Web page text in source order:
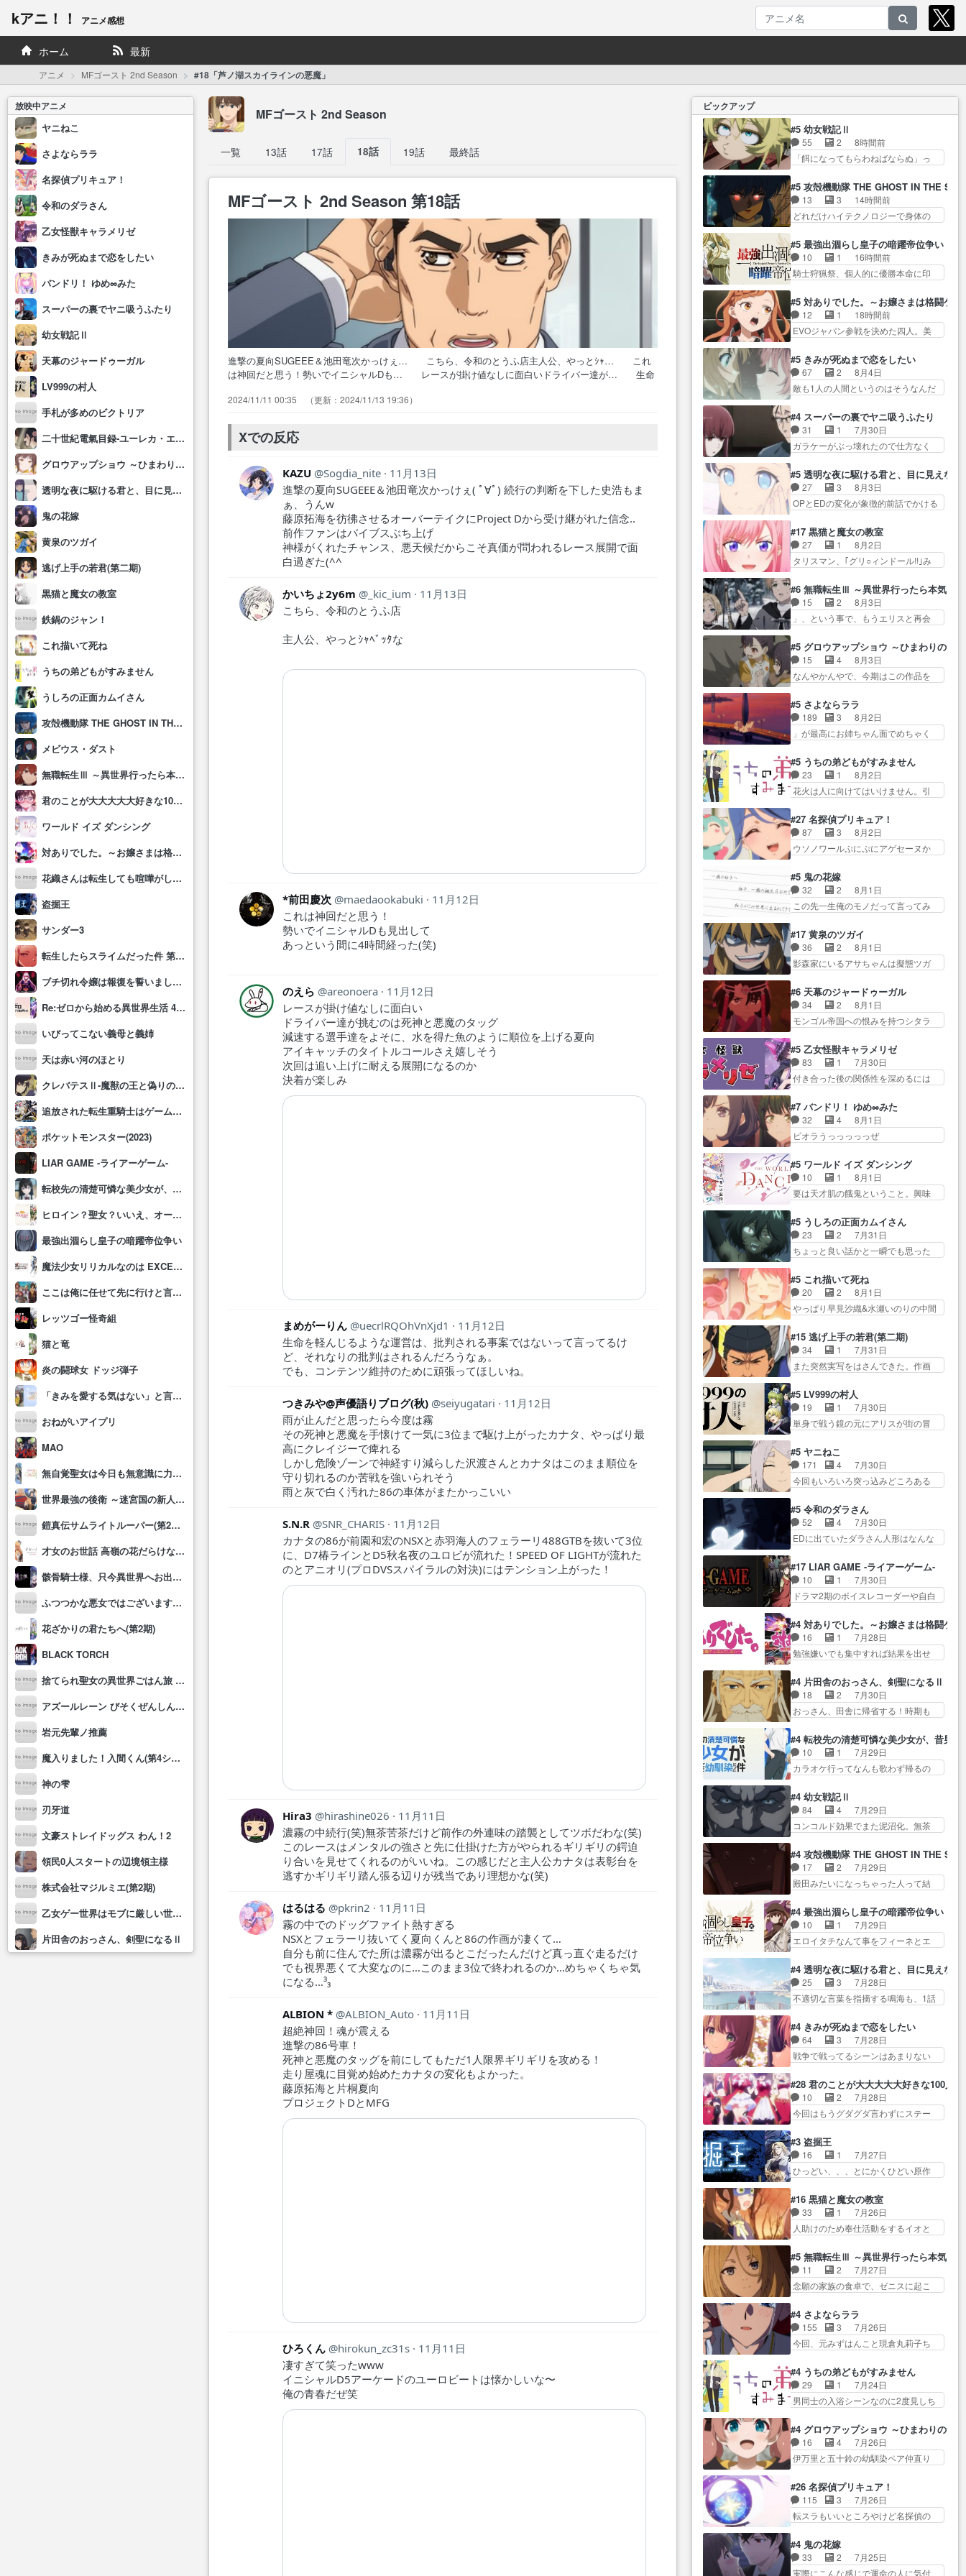
kアニ！！ アニメ感想
ホーム 最新
アニメ MFゴースト 2nd Season #18「芦ノ湖スカイラインの悪魔」
放映中アニメ
ヤニねこ
さよならララ
名探偵プリキュア！
令和のダラさん
乙女怪獣キャラメリゼ
きみが死ぬまで恋をしたい
バンドリ！ ゆめ∞みた
スーパーの裏でヤニ吸うふたり
幼女戦記Ⅱ
天幕のジャードゥーガル
LV999の村人
手札が多めのビクトリア
二十世紀電氣目録-ユーレカ・エヴリカ-
グロウアップショウ ～ひまわりのサーカス団～
透明な夜に駆ける君と、目に見えない恋をした。
鬼の花嫁
黄泉のツガイ
逃げ上手の若君(第二期)
黒猫と魔女の教室
鉄鍋のジャン！
これ描いて死ね
うちの弟どもがすみません
うしろの正面カムイさん
攻殻機動隊 THE GHOST IN THE SHELL
メビウス・ダスト
無職転生Ⅲ ～異世界行ったら本気だす～
君のことが大大大大大好きな100人の彼女(第3期)
ワールド イズ ダンシング
対ありでした。～お嬢さまは格闘ゲームなんてしない～
花織さんは転生しても喧嘩がしたい
盗掘王
サンダー3
転生したらスライムだった件 第4期
ブチ切れ令嬢は報復を誓いました。 ～魔導書の力で祖国を叩き潰します～
Re:ゼロから始める異世界生活 4th season
いびってこない義母と義姉
天は赤い河のほとり
クレバテスⅡ-魔獣の王と偽りの勇者伝承-
追放された転生重騎士はゲーム知識で無双する
ポケットモンスター(2023)
LIAR GAME -ライアーゲーム-
転校先の清楚可憐な美少女が、昔男子と思って一緒に遊んだ幼馴染だった件
ヒロイン？聖女？いいえ、オールワークスメイドです(誇)！
最強出涸らし皇子の暗躍帝位争い
魔法少女リリカルなのは EXCEEDS Gun Blaze Vengeance
ここは俺に任せて先に行けと言ってから10年がたったら伝説になっていた。
レッツゴー怪奇組
猫と竜
炎の闘球女 ドッジ弾子
「きみを愛する気はない」と言った次期公爵様がなぜか溺愛してきます
おねがいアイプリ
MAO
無自覚聖女は今日も無意識に力を垂れ流す
世界最強の後衛 ～迷宮国の新人探索者～
鎧真伝サムライトルーパー(第2クール)
才女のお世話 高嶺の花だらけな名門校で、学院一のお嬢様(生活能力皆無)を陰ながらお世話することになりました
骸骨騎士様、只今異世界へお出掛け中Ⅱ
ふつつかな悪女ではございますが～雛宮蝶鼠とりかえ伝～
花ざかりの君たちへ(第2期)
BLACK TORCH
捨てられ聖女の異世界ごはん旅 隠れスキルでキャンピングカーを召喚しました
アズールレーン びそくぜんしんっ！にっ!!
岩元先輩ノ推薦
魔入りました！入間くん(第4シリーズ)
神の雫
刃牙道
文豪ストレイドッグス わん！2
領民0人スタートの辺境領主様
株式会社マジルミエ(第2期)
乙女ゲー世界はモブに厳しい世界です2
片田舎のおっさん、剣聖になるⅡ
MFゴースト 2nd Season
一覧 13話 17話 18話 19話 最終話
MFゴースト 2nd Season 第18話
進撃の夏向SUGEEE＆池田竜次かっけぇ… こちら、令和のとうふ店主人公、やっとｼｬ… これ
は神回だと思う！勢いでイニシャルDも… レースが掛け値なしに面白いドライバー達が… 生命
ナタの86が前園和宏のNSXと赤羽海人… 濃霧の中続行(笑)無茶苦茶だけど前作の外… 霧の中で
2024/11/11 00:35 2024/11/13 19:36
Xでの反応
KAZU Sogdia_nite
11月13日
進撃の夏向SUGEEE＆池田竜次かっけぇ( ﾟ∀ﾟ) 続行の判断を下した史浩もま
ぁ、うんw
藤原拓海を彷彿させるオーバーテイクにProject Dから受け継がれた信念‥
前作ファンはバイブスぶち上げ
神様がくれたチャンス、悪天候だからこそ真価が問われるレース展開で面
白過ぎた(^^
かいちょ2y6m _kic_ium
11月13日
こちら、令和のとうふ店
主人公、やっとｼｬﾍﾞｯﾀな
*前田慶次 maedaookabuki
11月12日
これは神回だと思う！
勢いでイニシャルDも見出して
あっという間に4時間経った(笑)
のえら areonoera
11月12日
レースが掛け値なしに面白い
ドライバー達が挑むのは死神と悪魔のタッグ
減速する選手達をよそに、水を得た魚のように順位を上げる夏向
アイキャッチのタイトルコールさえ嬉しそう
次回は追い上げに耐える展開になるのか
決着が楽しみ
まめがーりん uecrlRQOhVnXjd1
11月12日
生命を軽んじるような運営は、批判される事案ではないって言ってるけ
ど、それなりの批判はされるんだろうなぁ。
でも、コンテンツ維持のために頑張ってほしいね。
つきみや@声優語りブログ(秋) seiyugatari
11月12日
雨が止んだと思ったら今度は霧
その死神と悪魔を手懐けて一気に3位まで駆け上がったカナタ、やっぱり最
高にクレイジーで痺れる
しかし危険ゾーンで神経すり減らした沢渡さんとカナタはこのまま順位を
守り切れるのか苦戦を強いられそう
雨と灰で白く汚れた86の車体がまたかっこいい
S.N.R SNR_CHARIS
11月12日
カナタの86が前園和宏のNSXと赤羽海人のフェラーリ488GTBを抜いて3位
に、D7椿ラインとD5秋名夜のユロビが流れた！SPEED OF LIGHTが流れた
のとアニオリ(プロDVSスパイラルの対決)にはテンション上がった！
Hira3 hirashine026
11月11日
濃霧の中続行(笑)無茶苦茶だけど前作の外連味の踏襲としてツボだわな(笑)
このレースはメンタルの強さと先に仕掛けた方がやられるギリギリの鍔迫
り合いを見せてくれるのがいいね。この感じだと主人公カナタは表彰台を
逃すかギリギリ踏ん張る辺りが残当であり理想かな(笑)
はるはる pkrin2
11月11日
霧の中でのドッグファイト熱すぎる
NSXとフェラーリ抜いてく夏向くんと86の作画が凄くて…
自分も前に住んでた所は濃霧が出るとこだったんだけど真っ直ぐ走るだけ
でも視界悪くて大変なのに…このまま3位で終われるのか…めちゃくちゃ気
になる…³₃
ALBION * ALBION_Auto
11月11日
超絶神回！魂が震える
進撃の86号車！
死神と悪魔のタッグを前にしてもただ1人限界ギリギリを攻める！
走り屋魂に目覚め始めたカナタの変化もよかった。
藤原拓海と片桐夏向
プロジェクトDとMFG
ひろくん hirokun_zc31s
11月11日
凄すぎて笑ったwww
イニシャルD5アーケードのユーロビートは懐かしいな〜
俺の青春だぜ笑
ピックアップ
#5 幼女戦記Ⅱ
55 2
8時間前
「餌になってもらわねばならぬ」っ
よって参謀本部の連携が… 緊張
感ある戦闘描写とギャグ今週の『有
能な… 知識が必要なセリフや描
写が大好き『アンド… ターニャ
希… 負ける戦争が無理ゲー化し
ていくのが面白い… ゼートゥー
ワが左遷、しかもスパイによっ
ターニャにとって… ターニャの
リアクションというかころころ
表… もうどうしようも無いのわ
かってるのに見続…
#5 攻殻機動隊 THE GHOST IN THE
13 3
14時間前
どれだけハイテクノロジーで身体の
なるかと思った回想シー… フチ
コマだいぶ理性持ち始めた。この世
界の… 原作読んだのもう何年も
前なのに、覚えてる… コイルの
導… やまとん1号はどこの部分で
使うのだろう？… 日本とロシア
が絡む政治の話かつ色々な用
しまし… 前回同様『イノセン
ス』を含む押井・神山版… 第５
話「EPISODEラストの母親の気持…
#5 最強出涸らし皇子の暗躍帝位争い
10 1
16時間前
騎士狩猟祭、個人的に優勝本命に印
のが面倒な時は古代魔法… エル
ナがチートすぎる笑アルは最初から
自分… プラネット・ウィズ展開
アツいな「騎士狩猟… 麦茶どこ
ぐ… 第５話をABEMAで視聴しま
した。視聴に… 復讐に燃える吸
血鬼兄弟の弟ですいいキャラ…
皇帝… ウサギ好きそうな王女殿
下がかわいい。幼馴… ついに始
まった狩猟祭。エルナの活躍で上
位…
#5 対ありでした。～お嬢さまは格闘ゲ
12 1
18時間前
EVOジャパン参戦を決めた四人。美
いと思ってた(無くて… 見た目は
気品溢れてるのに中身は…美緒マ
マ… テーマ：格ゲー大会に行く
には？感想は、美… 大会を前に
本… 東京で開催される格ゲー大
会に参加すること… Japanに向け
て外泊届にサインをもらっ… 長
よ… 旅の支度全部やってくれる
先輩、なんだかん… 第５話をｄ
アニメストアで視聴しました。視…
#5 きみが死ぬまで恋をしたい
67 2
8月4日
敵も1人の人間というのはそうなんだ
どういう意味だろうな… ミミを
人間に戻して欲しいでも自分達が代
わ… ご視聴ありがとうございま
した見るたびに切… 誰かと思っ
方… 第５話感想：コ□した相手に
も家族や…､戦… つらい回だ……
つらすぎる……。エスタ先輩…
の関係… 確かに相手にも家族や
大切な人はいるけど、… 白シャ
ツが作業着みたいなもんなんですか
ね…
#4 スーパーの裏でヤニ吸うふたり
31 1
7月30日
ガラケーがぶっ壊れたので仕方なく
年くらいに思ってたけど… やは
り出オチ感が否めず、エピソードの
打率… 田山さんが佐々木さんに
沼っていく…こんな… 佐々木さ
じ… 佐々木がガラケーからスマ
ホに変えるって、… もうドラマ
版孤独のグルメファンコンテン
佐々木さんの優しさ… 先行で見
た時より2人のやり取りに癒しを
感… ABEMA版の7〜8話佐々木が
実年齢以上…
#5 透明な夜に駆ける君と、目に見えない
27 3
8月3日
OPとEDの変化が象徴的前話でかける
った世界。どんな女… そうか、
こんな風に見えてるのかぁ。かけ
る… 完全な両片思いになりまし
たねぇ…OPとE… 余計な物は描
ん… 光も感じない完全な盲目な
んやね…おめかし… 母役に能登
さんって禁じ手使ってきたー！
て良かった本当… 股に海豚を挟
み水上バスでの会話を反芻…
恋… OPEDとも無人バージョンか
ら主人公２人…
#17 黒猫と魔女の教室
27 1
8月2日
タリスマン、｢グリ○ィンドール!!｣み
で力を合わせて倒… アリアはホ
ントスピカが大好きだよね。ツ
ン… 一等級ポテンシャルのアリ
アちゃん可愛くて… そういや、
… とうとうアリアと直接競う場
がきたこれまで… 毎度ながらの
スピカの顔面芸推しのハナち
味ダダ漏れで好き… 期末試験が
始まろうとしておりスピカは対
策… 能力鑑定胸像タリスマン氏
容姿も評価してし…
#6 無職転生Ⅲ ～異世界行ったら本気だ
15 2
8月3日
」、という事で、もうエリスと再会
てルーデウスの成長が確… 人間
関係の清算が粛々と進められている
サラ… サラとの関係に対して完
全に「昔の女」とし… ルーシー
微… サラとは会ってほしいちゃ
んとした別れ方し… サラは未練0
だと言っていたけど人の気持
モヤする別れ方だ… 役で出演さ
せていただきました！よろしく
お… 毎クールメインヒロインを
好きになっちゃう…
#5 グロウアップショウ ～ひまわりのサ
15 4
8月3日
なんやかんやで、今期はこの作品を
減らない(^_^;サ… 葵ちゃん可愛
すぎるな楠木ともりちゃんの
ね… デフォルメされた表情が特
に多かったのが印… 葵＆茜の回
ひ… 互いが互いのことを想って
いるのにすれ違っ… 第５話をｄ
アニメストアで視聴しました。
練習したい〟と言… 本当この作
品は「キャラ」を活かすのがう
ま… みずかちゃんの介入で双子
の仲にヒビが………
#5 さよならララ
189 3
8月2日
」が最高にお姉ちゃん面でめちゃく
ラスの弁償は求められた… 逡巡
を振り切ってみんなに謝ったララの
思い… 仕事に馴染めない辺り観
ていて苦しいところ… ララちゃ
い… ララと茉里とで初のアルバ
イト。七転八倒し… 労働するプ
リンセスえらい。プリンセスの
べて、帰りにカメ… ララが働く
事でのてんやわんや。働いて大
変… 地道に働き人と関わる日々
の中に愛を見いだ…
#5 うちの弟どもがすみません
23 1
8月2日
花火は人に向けてはいけません。引
たことなかったっけ！1… ってお
名前を見たんだけどあの中村大樹さ
ん… 糸ちゃんカッケー、色んな
意味でwゲームが… 姉から性的興
わ… テーマ：引きこもりの理由
感想は、久しぶり… 元ゲーマー
なので、はちゃめちゃ楽しく作
おかしいね(*´… 糸と源ははよ好
きおうとると言わんかい！引…
ショウくんと対等に話すためにゲー
ムをする…
#27 名探偵プリキュア！
87 3
8月2日
ウソノワールぷにぷにアゲセーヌか
争奪戦をやったと。… 記憶を取
り戻し正式に探偵事務所で働き始
め… ポワロ、元ネタを解説して
原作に誘導するの… くれあさん
ょ… ・急にクイズ番組が始まっ
たw・妖精ウソノ… るるかの助手
だった？今回が初めての探偵
レアさん探偵すぎ… 突然のポア
ロクイズは草なんよ。んで、あ
ん… 今回からついにくれあが探
偵事務所の仲間に…
#5 鬼の花嫁
32 2
8月1日
この先一生俺のモノだって言ってみ
ゼント………とは思っ… 玲夜さ
ん柚子に18年分の誕生日プレゼン
ト… 柚子は鬼龍院家から初めて
学校に通う事にな… プレゼント
レ… 玲夜さまサプライズの、こ
れまでの柚子ちゃ… 玲夜から柚
子へ17年分の誕生日&を未来に…
な… 梅原の人が18歳になるまで
の誕生プレゼン… なよなよした
男（cv石田彰）梅ちゃんがた…
#17 黄泉のツガイ
36 2
8月1日
影森家にいるアサちゃんは擬態ツガ
や気持ちを汲んで熱くな… 屋敷
にアサはいなかった逆にガブちゃん
はい… 影森の当主が際限なくツ
ガイを増やせるのに… 今回はも
怒… ユルと戦った時から伏線が
張られていたのが… しかしアサ
は、兄様に会いたいbotだと思…
アキオの… 色々とひっかけがあ
って、最終的に嫌な終わ… ゴン
ゾウが従える大量のツガイに何事か
と思…
#6 天幕のジャードゥーガル
34 2
8月1日
モンゴル帝国への恨みを持つシタラ
るのだけどいつの間にか… オゴ
タイの妃になってもその心は晴れ
ず、モ… ドレゲネの過去、宝石
だった彼女が人になり… ドレゲ
タ… 年上旦那が良い人でも、女
は宝石でただ笑っ… ダイルの儀
式の神々しさたるや。一気に空
情の言葉しか…シ… 奥様に悲し
い過去…萌え袖が可愛いね、と
思… ドレゲネとシタラ、2人だけ
の同盟が結成さ…
#5 乙女怪獣キャラメリゼ
83 1
7月30日
付き合った後の関係性を深めるには
コングなのいい味付けだ… ずっ
とメスってて何この可愛い生物。ク
ラス… 付き合い始めたら始めた
でまた違った悩みが… と一歩ず
の… ツインテールが可愛いお茶
目な妹ちゃんです… しかも過去
も重いんかいかつては自分に自
からかしらお顔が… 黒絵「怪獣
に憧れるのはいいけど自分自身
が… 素の自分はどちらなのかは
まだ不明だが見せ…
#7 バンドリ！ ゆめ∞みた
32 4
8月1日
ビオラうっっっっっぜ
ちゃん、僕っ子になってから取り戻
し… ビオラが悪魔すぎて気分が
悪くなってきたこ… 声優まとめ
ました(７話まで)仲町あられ/… ビ
wwwこ… 自信あれば評価なんて
気にしないし、充実し… ・バー
チャルだけど、みゅーたいぷ初ライ
たら歌唱シーン… の、らいぶシ
ーン＿!!­­--­­--­… それだけでええや
ん！！しかし、ビオラが仕…
#5 ワールド イズ ダンシング
10 1
8月1日
要は天才肌の餓鬼ということ。興味
かった？鬼夜叉が田楽の… 猿楽
の鬼夜叉と田楽の増次郎。小さない
ざこ… 着眼点は良くとも、先鋭
的すぎるのか。芸能… 鬼夜叉は
条… 観世座を離れ、三条坊門御
所で日々を送る鬼… 「お前(鬼夜
叉)が凄いのではなく客が凄い…
猫の動き… 登場人物の我が強
い。新しい獅子舞に拘って… 第
５話をprimevideoで視聴しまし…
#5 うしろの正面カムイさん
23 2
7月31日
ちょっと良い話かと一瞬でも思った
めてなかった？白雪碧さ… 今日
も1日お疲れ様でした～───昨晩～
今… 幼女に拾われたお市ちゃん
の恩返し。化け猫… 役にて出演
ン… トイ・ストーリーみたいな
始まり。流石に除… 猫相手にな
んでそんなに…と思ったらそう
化け猫は油が好物… 今回はあか
やし1体のみで15分。金持ちの…
今更だけど霊が性行為で祓えること
は何とな…
#5 これ描いて死ね
20 2
8月1日
やっぱり早見沙織&水瀬いのりの中間
とになってたんだっけ… 登場人
物が増えてわいわいしたところが好
き… 初コミティアで２０冊刷り
は妥当だよね。俺… 藤森さんの
が⋯… 〜漫画に「想い」をこめ
よう｣娘に漫画であ… 何回この作
品に泣かされるのだろう。光が
っていいなあ。同… コミティア
参加のしおりを徹夜で作る先生
(… お母さん、娘にあんな漫画描
かれたら泣いち…
#15 逃げ上手の若君(第二期)
34 1
7月31日
また突然実写をはさんできた。作画
る事と分かると水を得た… 30歳
まで童貞だと魔法使いになれるとい
う… こっちの諏訪の三大将もま
たクセが強いw色… 頼重が完全に
が… 弧次郎「欲を我慢して強く
なれるなら大飯食… 変化球な演
出も交えながらの状況説明が本
した！最終的に… この高らかな
DT宣言、合田一人に通じるも…
この作品は近年稀に見るおっさんキ
ャラの充…
#5 LV999の村人
19 1
7月30日
単身で戦う鏡の元にアリスが街の冒
に飲み込まれた転生者と… みん
なががんばってくれたアリスの父ち
ゃん… 成長限界が999である村人
と定めた上位存… 大規模バトル
り… やっぱり勇者より強かった
か笑統率力LV9… 普通の人間の親
子やーん総務課長と娘の女子…
の… そのために役割を超越する
者の出現させるた… アリスのお
陰で他の勇者達も共闘してくれ魔…
#5 ヤニねこ
171 4
7月30日
今回もいろいろ突っ込みどころある
の話が尋常じゃない雰囲… 妹子
ちゃんの恋愛話をしたり、タバコを
生産… ここうっすら思ったこと
ズバリ言ってくれて… おかし
配… ヤクねこのクワガタ取りの
話見て切なくなっ… 普段は選別
された4～600レスを2,30… 隠し
正… なんか今日はかなり一瞬で
終わっちまったっ… 先週と比べ
てまだまともに見えた。4話は過…
#5 令和のダラさん
52 4
7月30日
EDに出ていたダラさん人形はなんな
生まれた日』をダラさ… 陰惨な
過去がきっちり現代に継承されてい
る… ダラさんと姉弟の母との出
会いの話やはりダ… ダラさんの
人… 第５話感想：２人の過剰な
貢ぎ物?の礼とし… 第５話感想：
姉のお誕生会にダラさんを招
替わってるのね… こんなデカイ
のどうやって運ぶんだよ！？
姉… ダラさん、人型形態にもな
れるんか!?w髪…
#17 LIAR GAME -ライアーゲーム-
10 1
7月30日
ドラマ2期のボイスレコーダーや自白
をつくのが抜群に上手… 昼の国
の奴らも馬鹿が多いが、夜の国も同
じ… ご視聴ありがとうございま
した来週もよろし… 握った◯治
レ… ヨコヤの頭の回転の速さと
人間の心理を利用… 夜の国のヨ
コヤ支配がますますひどく……。
裁支配を強化、… やはりヨコヤ
いいですね。昼の国が勝てる
流… 役で出演いたしました。次
回も緊張が止まり…
#4 対ありでした。～お嬢さまは格闘ゲ
16 1
7月28日
勉強嫌いでも集中すれば結果を出せ
しむ４人。だが、期末試… どん
なゲームも相手が強すぎるとやる気
無く… テーマ：テスト勉強と大
会感想は、美緒がテ… すげーー
優… 深夜の格ゲー対戦よりテス
トの方がよっぽど… 真剣に授業
を受けて、夜は珠樹の部屋で格
勉強会！美緒ちゃ… 受験勉強と
戦闘の2択なら戦闘を選ぶ娘w
美… 勉強嫌いでバトルを選ぶっ
て、ひぐらしの沙…
#4 片田舎のおっさん、剣聖になるⅡ
18 2
7月30日
おっさん、田舎に帰省する！時期も
副団長、年長者が強い順… 底知
れない爺さんには夢が詰まってると
思う… クルニ、ヘンブリッツ、
ミュイと一緒におっ… 帰省、お
確… 父親から手紙が来た。サー
ベルボアの退治の… ここでヘン
ブリッツくんが同行するのが変
に・ベリルはミュ… おっさんの
親となるとお爺ちゃんだよね孫
扱… ・ベリル、実家に帰ること
に・ベリルはミュ…
#4 転校先の清楚可憐な美少女が、昔男
10 1
7月29日
カラオケ行ってなんも歌わず帰るの
めっちゃ可愛いぞ！！！… どう
やらあの女優さんが春希のお母さん
のよ… 春希ちゃん姫ちゃんに野
菜の子も凄え可愛い… 隼人くん
全… 第４話をU-NEXTで視聴しま
した。視聴… スマホを買うた
め、都心で待ち合わせをした…
だかん… いきなりシリアス展開
ぶち込んでくるじゃん… 春希の
家庭事情は複雑。食事とか隼人が親
身…
#4 幼女戦記Ⅱ
84 4
7月29日
コンコルド効果でまた泥沼化。無茶
自らが行う煙草と葉巻は… ブロ
グを更新しました!!宜しければ、是
非… 計画通りにはいかないね笑
やり遂げた(ほぼ… 今回もターニ
し… 白髪の男性が語った家族を
失った喪無感が、… 連邦に対し
て有利な講話条件を引き出すた
ターニャの勝利軍… 犠牲を払っ
ても良いならお前たちが前線へ
行… 戦闘がアッサリし過ぎじゃ
ない？戦争がメイ…
#4 攻殻機動隊 THE GHOST IN THE
17 2
7月29日
殿田みたいになっちゃった人って結
と思ってたら、トグサが… あの
見た目もうただのロボでしかないん
だよ… 俺らの汗拭きそりゃいや
だろwwバトー＆ト… イノセンス
イ… アダム・リンクやジェイム
スン(教授)型サ… アンドロイドも
おっさんの汗を拭くのは嫌や…
ったエピ… コミカルなのにも慣
れてきました。１話でし… ロボ
ットの反乱は今となっては良くある
話し…
#4 最強出涸らし皇子の暗躍帝位争い
10 1
7月29日
エロイタチなんて事をフィーネとエ
た事を…フィーネは自分… モン
スターを呼ぶ笛？黒幕は狩猟祭とは
関係… 平凡な少女に見える眼鏡w
眼鏡属性は持ち合… 神アニメ、
の… フィーネがアルノルトに活
躍してもらいたが… 第４話を
ABEMAで視聴しました。視聴
２度目のデート出… マジできな
臭いぞ帝位争い。姉からの刺客
を… ふぃーねと町の様子を見に
行ったら町中で窃…
#4 透明な夜に駆ける君と、目に見えない
25 3
7月28日
不適切な言葉を指摘する鳴海も、1話
り微笑ましいw良い奴… どう接し
ていいのかわからず戸惑うかける
も… 盲目だと相手の表情も分か
らないからどう思… 今期のバッ
… 初デートで冬月を笑わせよう
とする姿も冬月… 特に大きな事
件やイベントが起きるでもな
うとする姿も冬月… 3話までは主
人公がどうでもいいことでず
っ… 花火購入に浅草へ…行き当
たりばったり訪問…
#4 きみが死ぬまで恋をしたい
64 3
7月28日
戦争で戦ってるシーンはあまりない
れなかったようなシーナ… ミミ
の存在で揺らぐ14クラス約束された
死… ミミの秘密をあっさり受け
入れたのは拍子抜… 蘇生魔法っ
手… 蘇生魔法ヤバイけどミミい
なかったら詰んで… アニメオタ
クあるある：作中に花が登場す
した！アリとセイ… ごめん、そ
ういう話がしたい作品じゃない
の… 第４話感想：その口止め効
果あるかな？ミミ…
#28 君のことが大大大大大好きな100人
10 2
7月28日
今回はもうグダグダ言わずにステー
大好きな１００人の彼女… 100カ
ノ版ラブライブ！？こういうのは
人… 俺、みんなのレッスン動画
をDVDが焼きき… アナウンス役
ア… 恋太郎ファミリーがガチで
アイドルに挑戦！… ギャグギャ
グしくもド直球で泣ける回来た
Girlfrien… 『アイドル伝説恋太郎
ファミリー』にて「ア… 安木路
佐ウル子役で出演いたしましたクォ
リ…
#3 盗掘王
16 1
7月27日
ひっどい、、、とにかくひどい原作
ることもあるのか結構面… 久野
美咲さんと言えば幼女！アイマスの
市原… 遼河は目的の為には人命
も軽視するタイプの… 4つのスキ
河… 村正はそんなおどろおどろ
しいエピソードあ… 気持ちよく
しようとしてるのはわかるけど。
制作を日本に奪… 予言で正体が
バレる、もう騙し討ちは出来
な… 村正の墓、アニメで見ると
一杯で怖いな。ア…
#16 黒猫と魔女の教室
33 1
7月26日
人助けのため奉仕活動をするイオと
だけど、カストルが更に… イオ
とカストルの共通点は、魔法の制御
が出… 椋鳥の大群て…住民から
迷惑がられてない？… キングコ
デ… スピカ・イオ・カストルと
いう組み合わせ。… 有り余るパ
ワーが制御出来ない誰かの為に
になってきてるな… イキりカス
トルは怖がりやったかあスピカ
な… 鏡の世界への突入と新たな
依頼サブタイトル…
#5 無職転生Ⅲ ～異世界行ったら本気だ
11 2
7月27日
念願の家族の食卓で、ゼニスに起こ
ーが可愛い過ぎ！妹達へ… エリ
ナリーゼの悪魔の囁きwクリフとエリ
ナ… 悪魔の囁きやめてくださいw
おい、1番重要… ゼニスも感情が
第５話をABEMAで視聴しました。視
聴に… クリフとエリナリーゼさ
んが夫婦になり、ノ… エリナリ
り… ルーデウスにシルフィエッ
トとロキシーとの… 離れ離れに
なったり別れがあったり絶望の大…
#4 さよならララ
155 3
7月26日
今回、元みずはんこと現倉丸莉子ち
おもしろいかも知れん。… 王子
様とは...本当の愛とは...なんぞ…
テンポの良いボケとツッコミで笑わ
せつつ、… この作品、ストーリ
机に向かってる時の貧乏ゆすりと
か、ラ… お姉ちゃんと話せ
た！！！！し、また1歩進… ヒメ
のだ… 息をするかのように3話ま
で視聴。2026… ララの王子様探
しが本格的に動き出した回。…
#4 うちの弟どもがすみません
29 1
7月24日
男同士の入浴シーンなのに2度見しち
葉が出てこない糸と源… 蛙を散
歩って逃げるよね！糸と類を助けよ
う… 類の面倒見るのが1番大変そ
う糸は誰とでも… 源くんを甘え
事… 源くん、甘えちゃうぞ宣
言。思ったよりラブ… 糸ちゃん
のまっすぐな言葉、わたしも原作
てますますヤング… でも央太と
親しくするのは嫌。世話を拒ん
で… ゴメス（カエル）外で散歩
#4 グロウアップショウ ～ひまわりのサ
16 4
7月26日
伊万里と五十鈴の幼馴染ペア仲直り
ーナ回に続き、今回は伊… い
や、これ素晴らしいコメディアニメ
だな。… 水着回なのにビキニじ
ゃない！これは時代背… 今回は
れ… 伊万里さんの手品回であり
水着回ね。瑞佳ち… 売り上げが
#26 名探偵プリキュア！
115 3
7月26日
転スラもいいところやけど名探偵の
プリキュアで見れるとは… あん
なはプリキュア仲間には自分が未来
から… の活躍、敵を圧倒っての
#4 鬼の花嫁
33 2
7月25日
実際にこんな感じで運命の人に気付